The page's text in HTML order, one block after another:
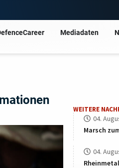
Mediadaten
WEITERE
04.
Marsch
04.